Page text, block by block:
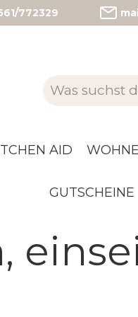
772329
AID
GUTSCHEINE